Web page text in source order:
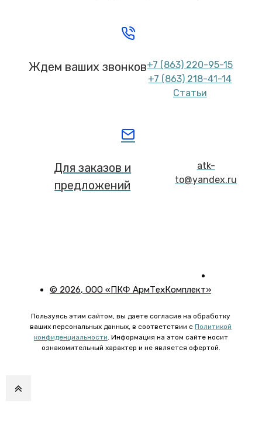
Ждем ваших звонков+7 (863) 220-95-15
+7 (863) 218-41-14
Статьи
Для заказов и
предложений
atk-
to@yandex.ru
© 2026, ООО «ПКФ АрмТехКомплект»
Пользуясь этим сайтом, вы даете согласие на обработку
ваших персональных данных, в соответствии сПолитикой
конфиденциальности. Информация на этом сайте носит
ознакомительный характер и не является офертой.